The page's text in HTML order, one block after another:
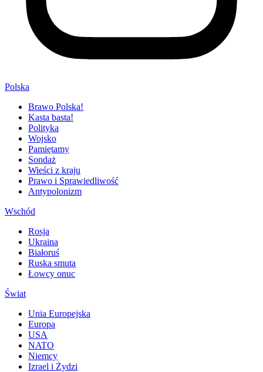
Polska
Brawo Polska!
Kasta basta!
Polityka
Wojsko
Pamiętamy
Sondaż
Wieści z kraju
Prawo i Sprawiedliwość
Antypolonizm
Wschód
Rosja
Ukraina
Białoruś
Ruska smuta
Łowcy onuc
Świat
Unia Europejska
Europa
USA
NATO
Niemcy
Izrael i Żydzi